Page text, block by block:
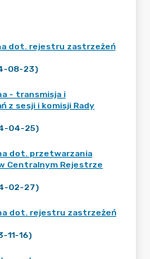
dot. rejestru zastrzeżeń
08-23)
- transmisja i
z sesji i komisji Rady
04-25)
dot. przetwarzania
Centralnym Rejestrze
02-27)
dot. rejestru zastrzeżeń
11-16)